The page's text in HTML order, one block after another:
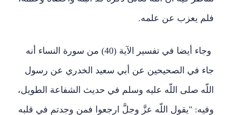
فلم يعزب عن علمه.
وجاء أيضا في تفسير الآية (40) من سورة النساء أنه
جاء في الصحيحين عن أبي سعيد الخدري عن رسول
اللّه صلى اللّه عليه وسلم في حديث الشفاعة الطويل،
وفيه: "يقول اللّه عزَّ وجلَّ ارجعوا فمن وجدتم في قلبه